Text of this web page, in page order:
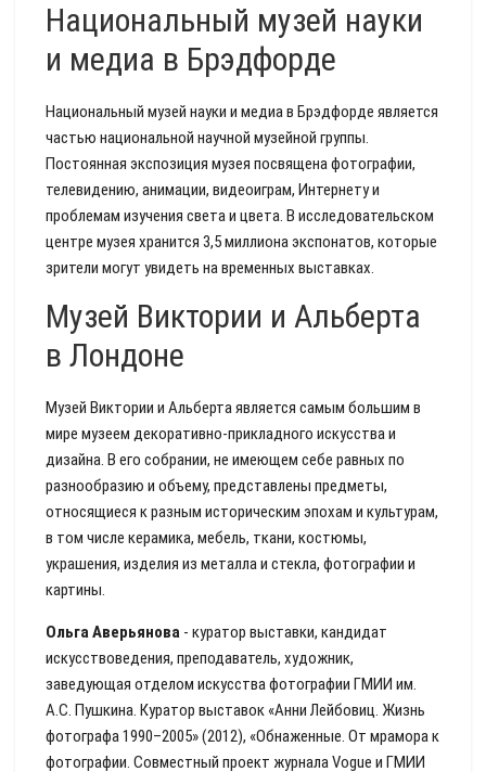
Национальный музей науки
и медиа в Брэдфорде
Национальный музей науки и медиа в Брэдфорде является
частью национальной научной музейной группы.
Постоянная экспозиция музея посвящена фотографии,
телевидению, анимации, видеоиграм, Интернету и
проблемам изучения света и цвета. В исследовательском
центре музея хранится 3,5 миллиона экспонатов, которые
зрители могут увидеть на временных выставках.
Музей Виктории и Альберта
в Лондоне
Музей Виктории и Альберта является самым большим в
мире музеем декоративно-прикладного искусства и
дизайна. В его собрании, не имеющем себе равных по
разнообразию и объему, представлены предметы,
относящиеся к разным историческим эпохам и культурам,
в том числе керамика, мебель, ткани, костюмы,
украшения, изделия из металла и стекла, фотографии и
картины.
Ольга Аверьянова - куратор выставки, кандидат
искусствоведения, преподаватель, художник,
заведующая отделом искусства фотографии ГМИИ им.
А.С. Пушкина. Куратор выставок «Анни Лейбовиц. Жизнь
фотографа 1990–2005» (2012), «Обнаженные. От мрамора к
фотографии. Совместный проект журнала Vogue и ГМИИ